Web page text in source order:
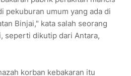
pekuburan umum yang ada di
Binjai," kata salah seorang
seperti dikutip dari Antara,
korban kebakaran itu